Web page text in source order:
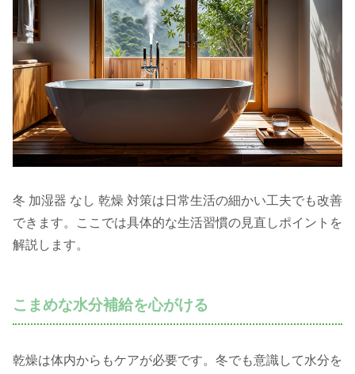
冬 加湿器 なし 乾燥 対策は日常生活の細かい工夫でも改善
できます。ここでは具体的な生活習慣の見直しポイントを
解説します。
こまめな水分補給を心がける
乾燥は体内からもケアが必要です。冬でも意識して水分を